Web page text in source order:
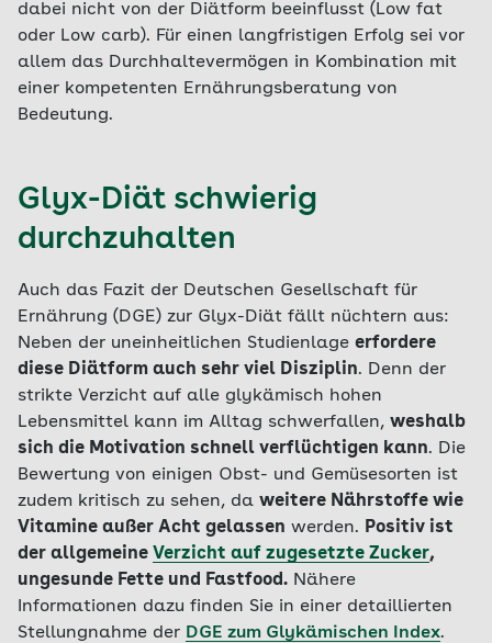
dabei nicht von der Diätform beeinflusst (Low fat
oder Low carb). Für einen langfristigen Erfolg sei vor
allem das Durchhaltevermögen in Kombination mit
einer kompetenten Ernährungsberatung von
Bedeutung.
Glyx-Diät schwierig
durchzuhalten
Auch das Fazit der Deutschen Gesellschaft für
Ernährung (DGE) zur Glyx-Diät fällt nüchtern aus:
Neben der uneinheitlichen Studienlage erfordere
diese Diätform auch sehr viel Disziplin. Denn der
strikte Verzicht auf alle glykämisch hohen
Lebensmittel kann im Alltag schwerfallen, weshalb
sich die Motivation schnell verflüchtigen kann. Die
Bewertung von einigen Obst- und Gemüsesorten ist
zudem kritisch zu sehen, da weitere Nährstoffe wie
Vitamine außer Acht gelassen werden. Positiv ist
der allgemeine Verzicht auf zugesetzte Zucker,
ungesunde Fette und Fastfood. Nähere
Informationen dazu finden Sie in einer detaillierten
Stellungnahme der DGE zum Glykämischen Index.